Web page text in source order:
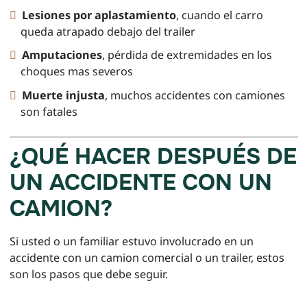
Lesiones por aplastamiento, cuando el carro
queda atrapado debajo del trailer
Amputaciones, pérdida de extremidades en los
choques mas severos
Muerte injusta, muchos accidentes con camiones
son fatales
¿QUÉ HACER DESPUÉS DE
UN ACCIDENTE CON UN
CAMION?
Si usted o un familiar estuvo involucrado en un
accidente con un camion comercial o un trailer, estos
son los pasos que debe seguir.